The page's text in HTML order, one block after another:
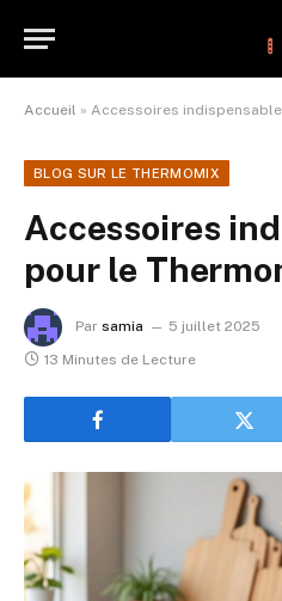
Accueil » Accessoires
BLOG SUR LE THERMOMIX
Accessoires
pour le
Par samia 5 juillet 2025
13 Minutes de Lecture